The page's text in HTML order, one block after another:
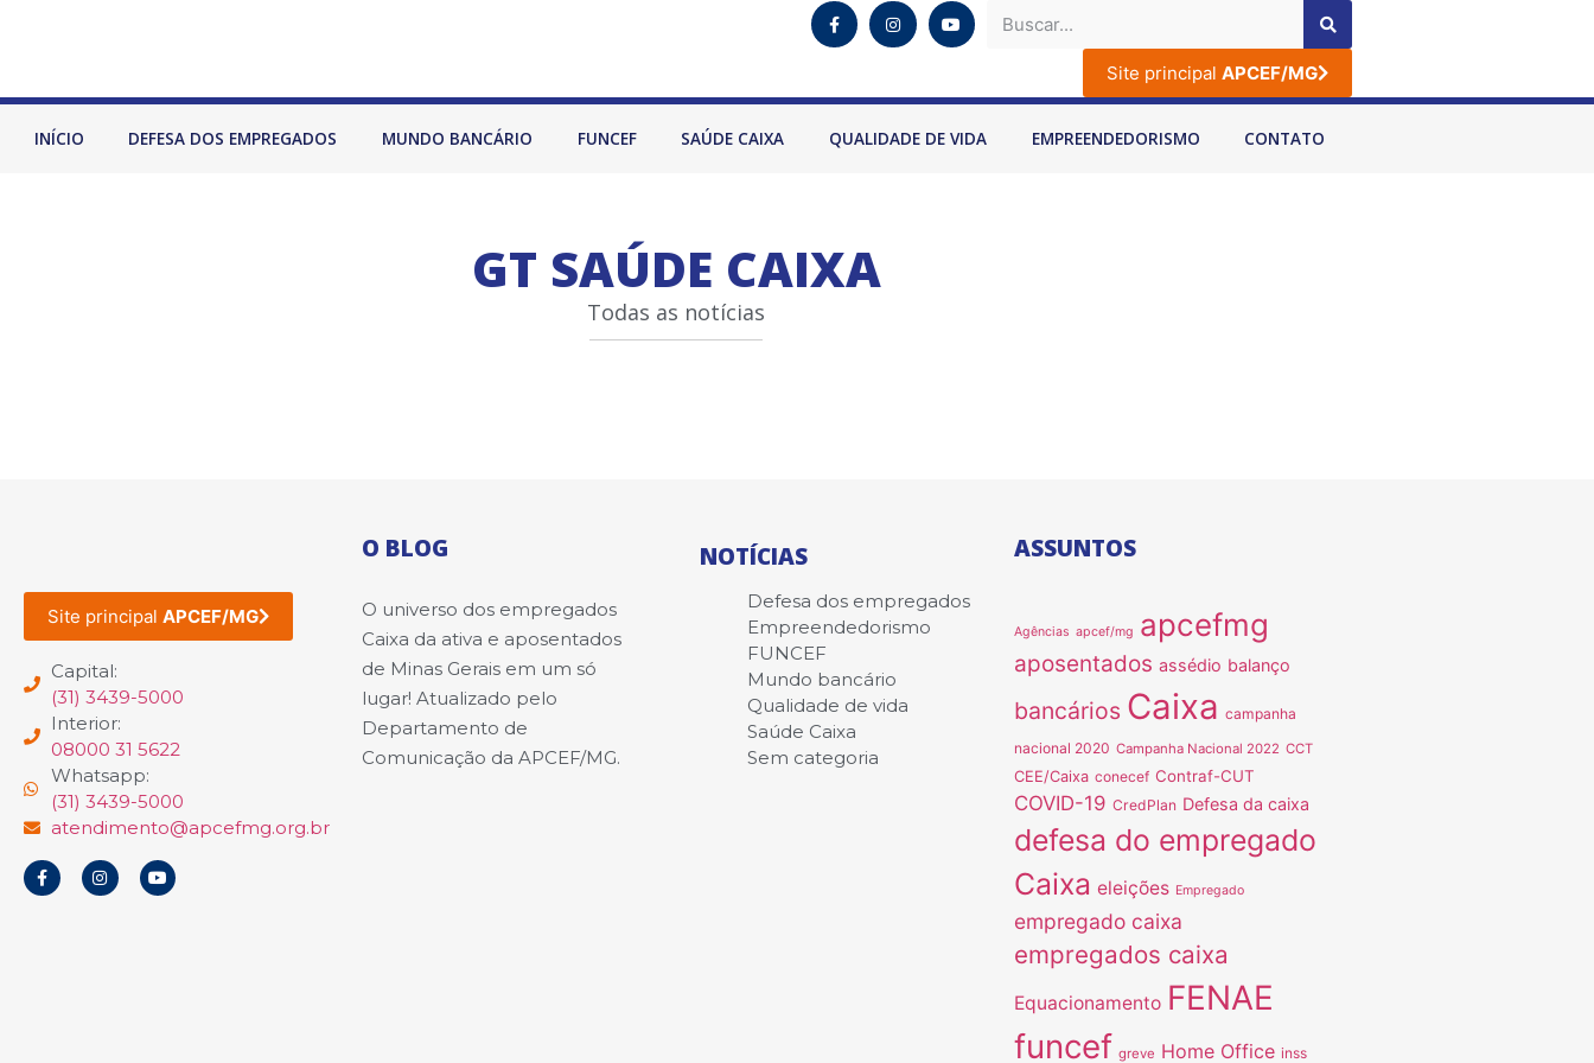
Site principal APCEF/MG
INÍCIO DEFESA DOS EMPREGADOS MUNDO BANCÁRIO FUNCEF SAÚDE CAIXA QUALIDADE DE VIDA EMPREENDEDORISMO CONTATO
GT SAÚDE CAIXA
Todas as notícias
Site principal APCEF/MG
Capital:
(31) 3439-5000
Interior:
08000 31 5622
Whatsapp:
(31) 3439-5000
atendimento@apcefmg.org.br
O BLOG
O universo dos empregados
Caixa da ativa e aposentados
de Minas Gerais em um só
lugar! Atualizado pelo
Departamento de
Comunicação da APCEF/MG.
NOTÍCIAS
Defesa dos empregados
Empreendedorismo
FUNCEF
Mundo bancário
Qualidade de vida
Saúde Caixa
Sem categoria
ASSUNTOS
Agências apcef/mg apcefmg
aposentados assédio balanço
bancários Caixa campanha
nacional 2020 Campanha Nacional 2022 CCT
CEE/Caixa conecef Contraf-CUT
COVID-19 CredPlan Defesa da caixa
defesa do empregado
Caixa eleições Empregado
empregado caixa
empregados caixa
Equacionamento FENAE
funcef greve Home Office inss